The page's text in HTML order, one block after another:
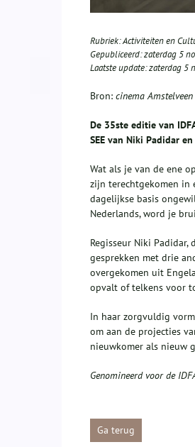
Rubriek:Activiteiten en
Gepubliceerd:zaterdag 5
Laatste update:zaterdag 5
Bron: cinema Amstelveen
De 35ste editie van
SEE van Niki Padidar
Wat als je van de ene
zijn terechtgekomen in
dagelijkse basis
Nederlands, word je
Regisseur Niki
gesprekken met drie
overgekomen uit
opvalt of telkens voor
In haar zorgvuldig
om aan de projecties
nieuwkomer als nieuw
Genomineerd voor de
Ga terug